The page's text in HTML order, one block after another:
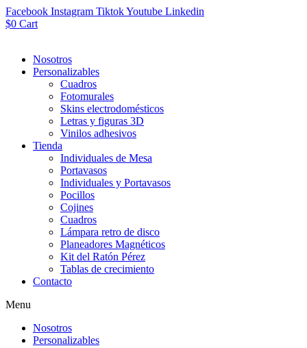
Facebook Instagram TiktokYoutube Linkedin
$0 Cart
Nosotros
Personalizables
Cuadros
Fotomurales
Skins electrodomésticos
Letras y figuras 3D
Vinilos adhesivos
Tienda
Individuales de Mesa
Portavasos
Individuales y Portavasos
Pocillos
Cojines
Cuadros
Lámpara retro de disco
Planeadores Magnéticos
Kit del Ratón Pérez
Tablas de crecimiento
Contacto
Menu
Nosotros
Personalizables